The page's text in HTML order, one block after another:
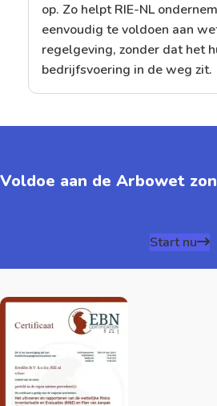
op. Zo helpt RIE-NL
eenvoudig te voldoen aan
regelgeving, zonder dat het
bedrijfsvoering in de weg zit.
Voldoe aan de Arbowet
Start nu